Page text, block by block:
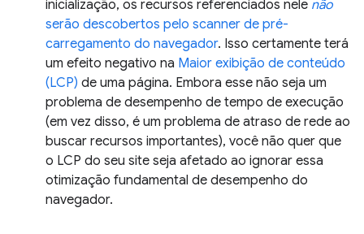
inicialização, os recursos referenciados nele não
serão descobertos pelo scanner de pré-
carregamento do navegador. Isso certamente terá
um efeito negativo na Maior exibição de conteúdo
(LCP) de uma página. Embora esse não seja um
problema de desempenho de tempo de execução
(em vez disso, é um problema de atraso de rede ao
buscar recursos importantes), você não quer que
o LCP do seu site seja afetado ao ignorar essa
otimização fundamental de desempenho do
navegador.